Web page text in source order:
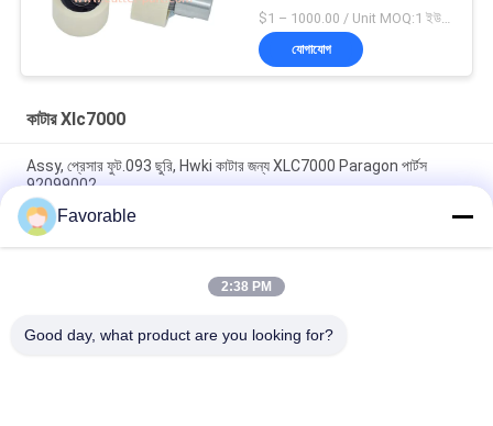
$1 – 1000.00 / Unit MOQ:1 ইউনিট/ইউনিট অবহেলিত
যোগাযোগ
কাটার Xlc7000
Assy, প্রেসার ফুট.093 ছুরি, Hwki কাটার জন্য XLC7000 Paragon পার্টস
92099002
90565000 বেল্ট ক্ল্যাম্প ক্যাপ মোবাইল অটো কাটার XLC7000 / Z7 এর জন্য
উপযুক্ত
অটো কাটার জন্য Wendon W40-3-104 রটার স্লিপিং যোগাযোগ করুন XCL7000
Favorable
2:38 PM
Good day, what product are you looking for?